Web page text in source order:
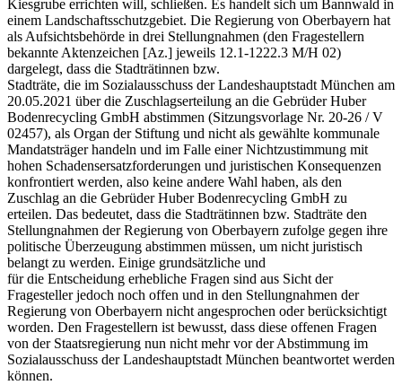
Kiesgrube errichten will, schließen. Es handelt sich um Bannwald in
einem Landschaftsschutzgebiet. Die Regierung von Oberbayern hat
als Aufsichtsbehörde in drei Stellungnahmen (den Fragestellern
bekannte Aktenzeichen [Az.] jeweils 12.1-1222.3 M/H 02)
dargelegt, dass die Stadträtinnen bzw.
Stadträte, die im Sozialausschuss der Landeshauptstadt München am
20.05.2021 über die Zuschlagserteilung an die Gebrüder Huber
Bodenrecycling GmbH abstimmen (Sitzungsvorlage Nr. 20-26 / V
02457), als Organ der Stiftung und nicht als gewählte kommunale
Mandatsträger handeln und im Falle einer Nichtzustimmung mit
hohen Schadensersatzforderungen und juristischen Konsequenzen
konfrontiert werden, also keine andere Wahl haben, als den
Zuschlag an die Gebrüder Huber Bodenrecycling GmbH zu
erteilen. Das bedeutet, dass die Stadträtinnen bzw. Stadträte den
Stellungnahmen der Regierung von Oberbayern zufolge gegen ihre
politische Überzeugung abstimmen müssen, um nicht juristisch
belangt zu werden. Einige grundsätzliche und
für die Entscheidung erhebliche Fragen sind aus Sicht der
Fragesteller jedoch noch offen und in den Stellungnahmen der
Regierung von Oberbayern nicht angesprochen oder berücksichtigt
worden. Den Fragestellern ist bewusst, dass diese offenen Fragen
von der Staatsregierung nun nicht mehr vor der Abstimmung im
Sozialausschuss der Landeshauptstadt München beantwortet werden
können.